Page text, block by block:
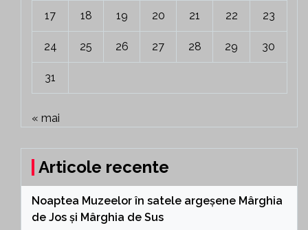
17 18 19 20 21 22 23
24 25 26 27 28 29 30
31
« mai
Articole recente
Noaptea Muzeelor în satele argeșene Mârghia
de Jos și Mârghia de Sus